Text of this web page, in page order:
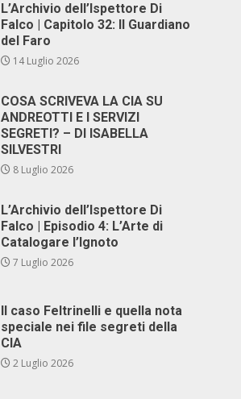
L’Archivio dell’Ispettore Di
Falco | Capitolo 32: Il Guardiano
del Faro
14 Luglio 2026
COSA SCRIVEVA LA CIA SU
ANDREOTTI E I SERVIZI
SEGRETI? – DI ISABELLA
SILVESTRI
8 Luglio 2026
L’Archivio dell’Ispettore Di
Falco | Episodio 4: L’Arte di
Catalogare l’Ignoto
7 Luglio 2026
Il caso Feltrinelli e quella nota
speciale nei file segreti della
CIA
2 Luglio 2026